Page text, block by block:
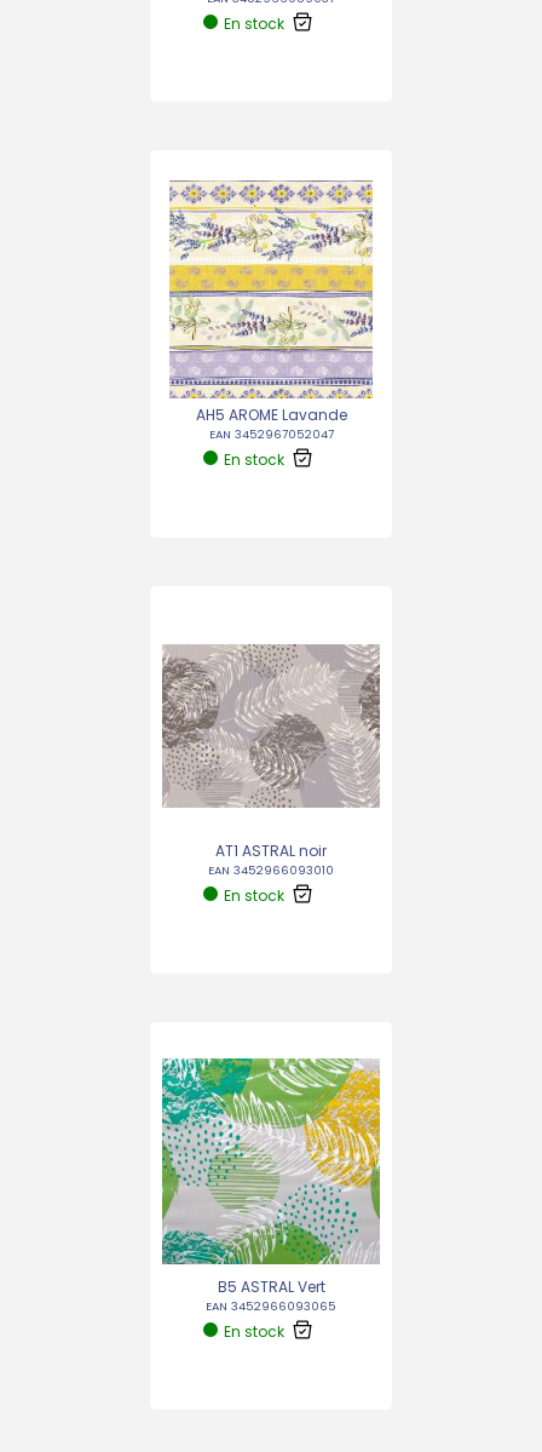
En stock
AH5 AROME Lavande
EAN 3452967052047
En stock
AT1 ASTRAL noir
EAN 3452966093010
En stock
B5 ASTRAL Vert
EAN 3452966093065
En stock